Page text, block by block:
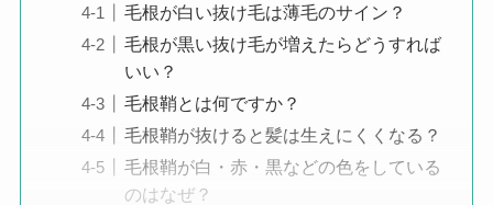
毛根が白い抜け毛は薄毛のサイン？
毛根が黒い抜け毛が増えたらどうすれば
いい？
毛根鞘とは何ですか？
毛根鞘が抜けると髪は生えにくくなる？
毛根鞘が白・赤・黒などの色をしている
のはなぜ？